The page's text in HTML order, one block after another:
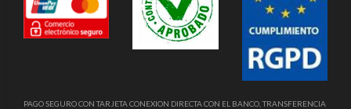
PAGO SEGURO CON TARJETA CONEXION DIRECTA CON EL BANCO, TRANSFERENCIA